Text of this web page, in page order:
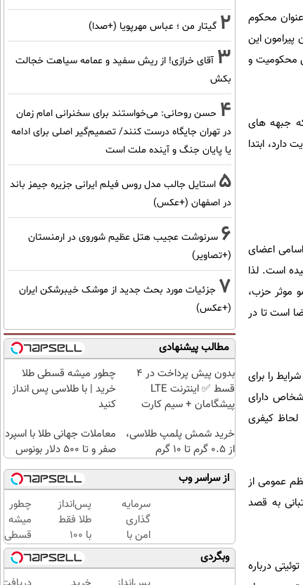
که آذر منصوری که به عنوان رئیس جبهه اصلاحات انتخاب شده و در سال ۱۳۸۸ به عنوان محکوم
این
محکومیت و
جبهه های
ابتدا
اعضای
است. لذا
موثر حزب،
است تا در
فضا و شرایط را برای
دارای
کیفری
نظم عمومی از
به قصد
درباره
2 گیتار من ؛ عباس مهرپویا (+صدا)
3 آقای خرازی! از ریش سفید و عمامه سیاهت خجالت
بکش
4 حسن روحانی: می‌خواستند برای سخنرانی امام زمان
در تهران جایگاه درست کنند/ تصمیم‌گیر اصلی برای ادامه
یا پایان جنگ و آینده ملت است
5 استایل جالب مدل روس فیلم ایرانی جزیره جیمز باند
در اصفهان (+عکس)
6 سرنوشت عجیب هتل عظیم شوروی در ارمنستان
(+تصاویر)
7 جزئیات مورد بحث جدید از موشک خیبرشکن ایران
(+عکس)
مطالب پیشنهادی
بدون پیش پرداخت در 4
قسط ✅ اینترنت LTE
پیشگامان + سیم کارت
چطور میشه قسطی طلا
خرید | با طلاسی پس انداز
کنید
خرید شمش پلمپ طلاسی،
از ۰.۵ گرم تا ۱۰ گرم
معاملات جهانی طلا با اسپرد
صفر و تا ۵۰۰ دلار بونوس
از سراسر وب
سرمایه
گذاری
امن با
طلا و
نقره
پس‌انداز
طلا فقط
با ۱۰۰
هزارتومان
(امن و
چطور
میشه
قسطی
طلا
خرید |
وبگردی